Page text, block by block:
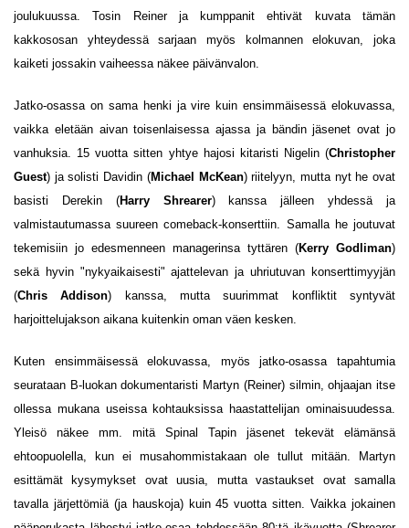
joulukuussa. Tosin Reiner ja kumppanit ehtivät kuvata tämän
kakkososan yhteydessä sarjaan myös kolmannen elokuvan, joka
kaiketi jossakin vaiheessa näkee päivänvalon.
Jatko-osassa on sama henki ja vire kuin ensimmäisessä elokuvassa,
vaikka eletään aivan toisenlaisessa ajassa ja bändin jäsenet ovat jo
vanhuksia. 15 vuotta sitten yhtye hajosi kitaristi Nigelin (Christopher
Guest) ja solisti Davidin (Michael McKean) riitelyyn, mutta nyt he ovat
basisti Derekin (Harry Shrearer) kanssa jälleen yhdessä ja
valmistautumassa suureen comeback-konserttiin. Samalla he joutuvat
tekemisiin jo edesmenneen managerinsa tyttären (Kerry Godliman)
sekä hyvin "nykyaikaisesti" ajattelevan ja uhriutuvan konserttimyyjän
(Chris Addison) kanssa, mutta suurimmat konfliktit syntyvät
harjoittelujakson aikana kuitenkin oman väen kesken.
Kuten ensimmäisessä elokuvassa, myös jatko-osassa tapahtumia
seurataan B-luokan dokumentaristi Martyn (Reiner) silmin, ohjaajan itse
ollessa mukana useissa kohtauksissa haastattelijan ominaisuudessa.
Yleisö näkee mm. mitä Spinal Tapin jäsenet tekevät elämänsä
ehtoopuolella, kun ei musahommistakaan ole tullut mitään. Martyn
esittämät kysymykset ovat uusia, mutta vastaukset ovat samalla
tavalla järjettömiä (ja hauskoja) kuin 45 vuotta sitten. Vaikka jokainen